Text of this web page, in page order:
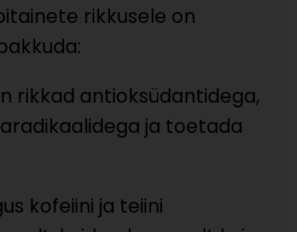
rikkusele on
rikkad antioksüdantidega,
ja toetada
kofeiini ja teiini